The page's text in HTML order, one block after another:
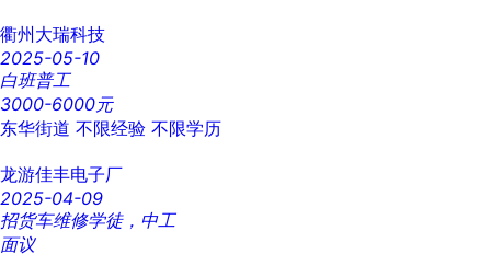
衢州大瑞科技
2025-05-10
白班普工
3000-6000元
东华街道 不限经验 不限学历
龙游佳丰电子厂
2025-04-09
招货车维修学徒，中工
面议